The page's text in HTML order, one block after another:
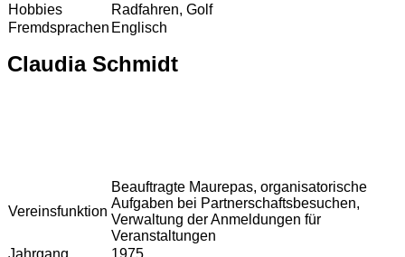
Hobbies
Radfahren, Golf
Fremdsprachen Englisch
Claudia Schmidt
Vereinsfunktion
Beauftragte Maurepas, organisatorische
Aufgaben bei Partnerschaftsbesuchen,
Verwaltung der Anmeldungen für
Veranstaltungen
Jahrgang
1975